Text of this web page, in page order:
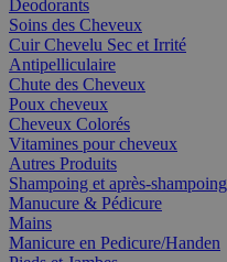
Deodorants
Soins des Cheveux
Cuir Chevelu Sec et Irrité
Antipelliculaire
Chute des Cheveux
Poux cheveux
Cheveux Colorés
Vitamines pour cheveux
Autres Produits
Shampoing et après-shampoing
Manucure & Pédicure
Mains
Manicure en Pedicure/Handen